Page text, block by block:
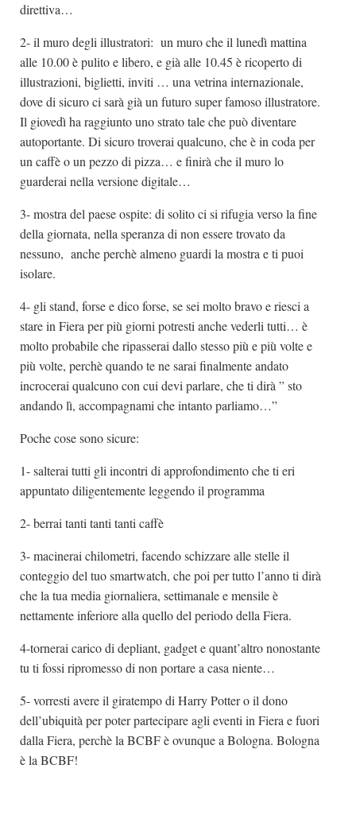
direttiva…
2- il muro degli illustratori: un muro che il lunedì mattina
alle 10.00 è pulito e libero, e già alle 10.45 è ricoperto di
illustrazioni, biglietti, inviti … una vetrina internazionale,
dove di sicuro ci sarà già un futuro super famoso illustratore.
Il giovedì ha raggiunto uno strato tale che può diventare
autoportante. Di sicuro troverai qualcuno, che è in coda per
un caffè o un pezzo di pizza… e finirà che il muro lo
guarderai nella versione digitale…
3- mostra del paese ospite: di solito ci si rifugia verso la fine
della giornata, nella speranza di non essere trovato da
nessuno, anche perchè almeno guardi la mostra e ti puoi
isolare.
4- gli stand, forse e dico forse, se sei molto bravo e riesci a
stare in Fiera per più giorni potresti anche vederli tutti… è
molto probabile che ripasserai dallo stesso più e più volte e
più volte, perchè quando te ne sarai finalmente andato
incrocerai qualcuno con cui devi parlare, che ti dirà ” sto
andando lì, accompagnami che intanto parliamo…”
Poche cose sono sicure:
1- salterai tutti gli incontri di approfondimento che ti eri
appuntato diligentemente leggendo il programma
2- berrai tanti tanti tanti caffè
3- macinerai chilometri, facendo schizzare alle stelle il
conteggio del tuo smartwatch, che poi per tutto l’anno ti dirà
che la tua media giornaliera, settimanale e mensile è
nettamente inferiore alla quello del periodo della Fiera.
4-tornerai carico di depliant, gadget e quant’altro nonostante
tu ti fossi ripromesso di non portare a casa niente…
5- vorresti avere il giratempo di Harry Potter o il dono
dell’ubiquità per poter partecipare agli eventi in Fiera e fuori
dalla Fiera, perchè la BCBF è ovunque a Bologna. Bologna
è la BCBF!